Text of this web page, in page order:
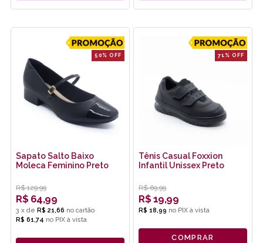
50% OFF
Sapato Salto Baixo
Moleca Feminino Preto
R$ 129,99
R$ 64,99
3 x de R$ 21,66
R$ 61,74 no PIX
71% OFF
Tênis Casual Foxxion
Infantil Unissex Preto
R$ 69,99
R$ 19,99
R$ 18,99 no PIX
COMPRAR